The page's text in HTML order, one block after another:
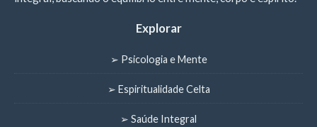
Explorar
➢ Psicologia e Mente
➢ Espiritualidade Celta
➢ Saúde Integral